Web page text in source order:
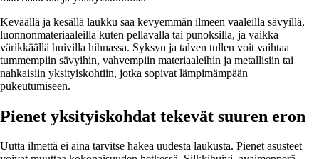
Keväällä ja kesällä laukku saa kevyemmän ilmeen vaaleilla sävyillä,
luonnonmateriaaleilla kuten pellavalla tai punoksilla, ja vaikka
värikkäällä huivilla hihnassa. Syksyn ja talven tullen voit vaihtaa
tummempiin sävyihin, vahvempiin materiaaleihin ja metallisiin tai
nahkaisiin yksityiskohtiin, jotka sopivat lämpimämpään
pukeutumiseen.
Pienet yksityiskohdat tekevät suuren eron
Uutta ilmettä ei aina tarvitse hakea uudesta laukusta. Pienet asusteet